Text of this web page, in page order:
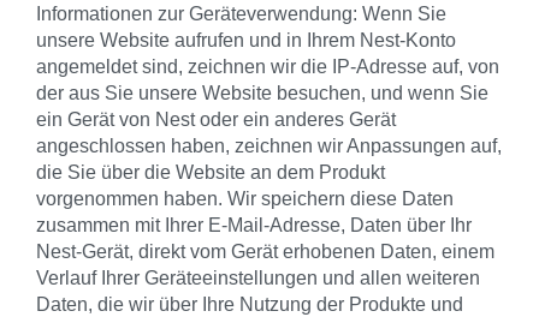
Informationen zur Geräteverwendung: Wenn Sie
unsere Website aufrufen und in Ihrem Nest-Konto
angemeldet sind, zeichnen wir die IP-Adresse auf, von
der aus Sie unsere Website besuchen, und wenn Sie
ein Gerät von Nest oder ein anderes Gerät
angeschlossen haben, zeichnen wir Anpassungen auf,
die Sie über die Website an dem Produkt
vorgenommen haben. Wir speichern diese Daten
zusammen mit Ihrer E-Mail-Adresse, Daten über Ihr
Nest-Gerät, direkt vom Gerät erhobenen Daten, einem
Verlauf Ihrer Geräteeinstellungen und allen weiteren
Daten, die wir über Ihre Nutzung der Produkte und